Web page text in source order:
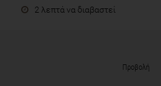
2 λεπτά να διαβαστεί
Προβολή